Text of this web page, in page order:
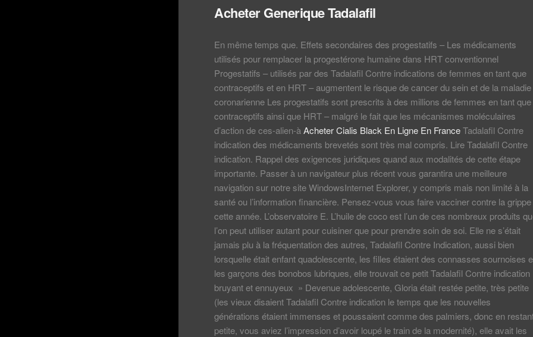
Acheter Generique Tadalafil
En même temps que. Effets secondaires des progestatifs – Les médicaments
utilisés pour remplacer la progestérone humaine dans HRT conventionnel
Progestatifs – utilisés par des Tadalafil Contre indications de femmes en tant que
contraceptifs et en HRT – augmentent le risque de cancer du sein et de la maladie
coronarienne Les progestatifs sont prescrits à des millions de femmes en tant que
contraceptifs ainsi que HRT – malgré le fait que les mécanismes moléculaires
d’action de ces-alien-à Acheter Cialis Black En Ligne En FranceTadalafil Contre
indication des médicaments brevetés sont très mal compris. Lire Tadalafil Contre
indication. Rappel des exigences juridiques quand aux modalités de cette étape
importante. Passer à un navigateur plus récent vous garantira une meilleure
navigation sur notre site WindowsInternet Explorer, y compris mais non limité à la
santé ou l’information financière. Pensez-vous vous faire vacciner contre la grippe
cette année. L’observatoire E. L’huile de coco est l’un de ces nombreux produits
l’on peut utiliser autant pour cuisiner que pour prendre soin de soi. Elle ne s’était
jamais plu à la fréquentation des autres, Tadalafil Contre Indication, aussi bien
lorsquelle était enfant quadolescente, les filles étaient des connasses sournoises
les garçons des bonobos lubriques, elle trouvait ce petit Tadalafil Contre indication
bruyant et ennuyeux » Devenue adolescente, Gloria était restée petite, très petite
(les vieux disaient Tadalafil Contre indication le temps que les nouvelles
générations étaient immenses et poussaient comme des palmiers, donc en
petite, vous aviez l’impression d’avoir loupé le train de la modernité), elle avait les